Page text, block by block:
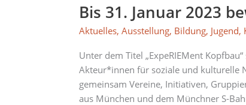
Bis 31. Januar 2023
Aktuelles,Ausstellung, Bildung, Jugend,
Unter dem Titel „ExpeRIEMent
Akteur*innen für soziale und kulturelle
gemeinsam Vereine, Initiativen,
aus München und dem Münchner S-
Januar
2023
bewerben
für
das
„ExpeRIEMent
Kopfbau“